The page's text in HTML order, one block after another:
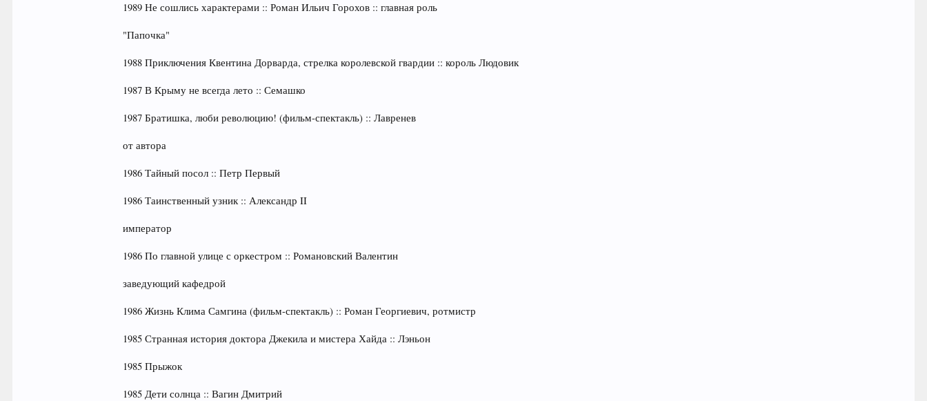
1989 Не сошлись характерами :: Роман Ильич Горохов :: главная роль
"Папочка"
1988 Приключения Квентина Дорварда, стрелка королевской гвардии :: король Людовик
1987 В Крыму не всегда лето :: Семашко
1987 Братишка, люби революцию! (фильм-спектакль) :: Лавренев
от автора
1986 Тайный посол :: Петр Первый
1986 Таинственный узник :: Александр II
император
1986 По главной улице с оркестром :: Романовский Валентин
заведующий кафедрой
1986 Жизнь Клима Самгина (фильм-спектакль) :: Роман Георгиевич, ротмистр
1985 Странная история доктора Джекила и мистера Хайда :: Лэньон
1985 Прыжок
1985 Дети солнца :: Вагин Дмитрий